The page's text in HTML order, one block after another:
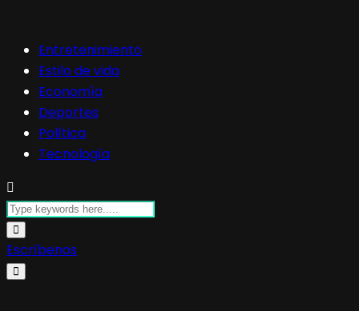
Entretenimiento
Estilo de vida
Economía
Deportes
Política
Tecnología
Escríbenos